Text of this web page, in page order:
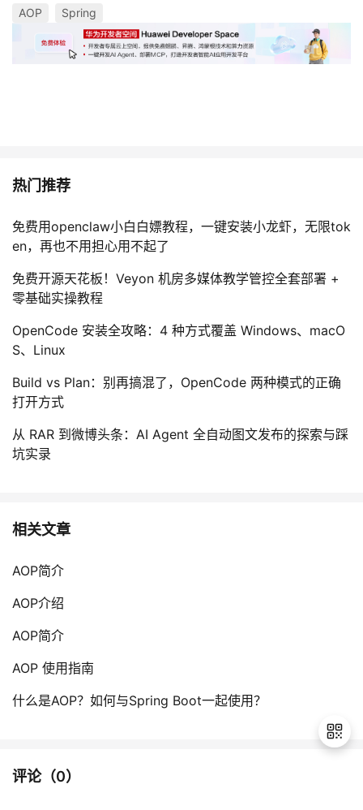
AOP Spring
热门推荐
免费用openclaw小白白嫖教程，一键安装小龙虾，无限tok
en，再也不用担心用不起了
免费开源天花板！Veyon 机房多媒体教学管控全套部署 +
零基础实操教程
OpenCode 安装全攻略：4 种方式覆盖 Windows、macO
S、Linux
Build vs Plan：别再搞混了，OpenCode 两种模式的正确
打开方式
从 RAR 到微博头条：AI Agent 全自动图文发布的探索与踩
坑实录
相关文章
AOP简介
AOP介绍
AOP简介
AOP 使用指南
什么是AOP？如何与Spring Boot一起使用？
评论（0）